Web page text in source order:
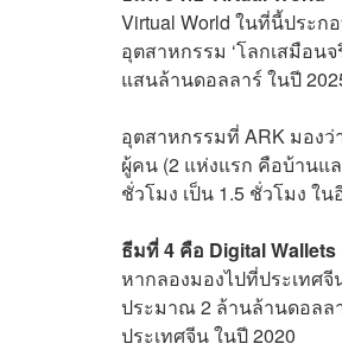
Virtual World ในที่นี้ประก
อุตสาหกรรม ‘โลกเสมือน
แสนล้านดอลลาร์ ในปี
อุตสาหกรรมที่ ARK มอง
ผู้คน (2 แห่งแรก คือบ้านแ
ชั่วโมง เป็น 1.5 ชั่วโมง ใ
ธีมที่ 4 คือ Digital Wallets
หากลองมองไปที่ประเทศจี
ประมาณ 2 ล้านล้านดอลล
ประเทศจีน ในปี 2020